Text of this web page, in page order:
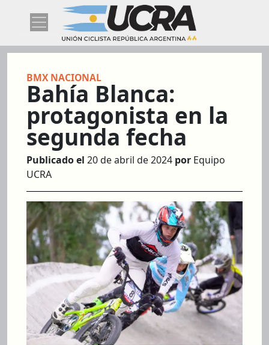
BMX NACIONAL
Bahía Blanca:
protagonista en la
segunda fecha
Publicado el 20 de abril de 2024 por Equipo
UCRA